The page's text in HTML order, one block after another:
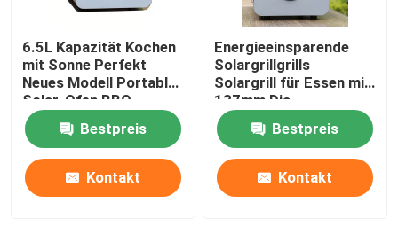
6.5L Kapazität Kochen
mit Sonne Perfekt
Neues Modell Portable
Solar-Ofen BBQ
Kocher mit Sonne
Kochen beginnen
Bestpreis
Kontakt
Energieeinsparende
Solargrillgrills
Solargrill für Essen mit
137mm Dia
Borosilikatglas Solar
VakuumröhreBestpreis
Kontakt